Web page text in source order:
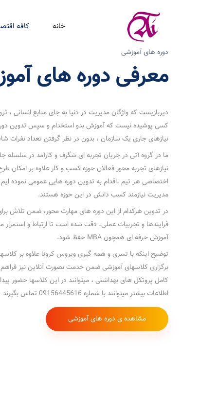
خانه کافه
دوره های آموزشی
معرفی دوره های
دیربازیست که واژگان مدیریت در دنیا به جای منابع انسانی ،
کسی پوشیده نیست که آموزش بدو استخدام و سپس تدوین
نیازهای جاری یک سازمان ، بدون در نظر گرفتن تعداد نفرات
ما در گروه آتی در جریان تجربه ای شگرف و کارآمد در سلسله
نیازهای تجربه محور فعالان حوزه کسب و کار علاوه بر امکان
اختصاصی هر تیم ،اقدام به تدوین دوره هایی عمومی نموده ایم
مدیریت نیازمند کسب دانش در این حوزه هستند.
در تدوین هرکدام از این دوره های مهارت محور، ضمن تلاش
فرایندها و تجربیات عملی، دقت شده است تا ارتباط و
آموزش حرفه ای همچون MBA حفظ شود.
توضیح اینکه با تسری و همه گیری ویروس کرونا علاوه بر
برگزاری کلاسهای آموزشی ضمن خدمت بصورت آنلاین نیز
کامل پروتکل های بهداشتی ، میتوانند در این کلاسها حضور
اطلاعات بیشتر میتوانند با شماره 09156445616 تماس بگیرند
مشاهده ی دوره های آموزشی